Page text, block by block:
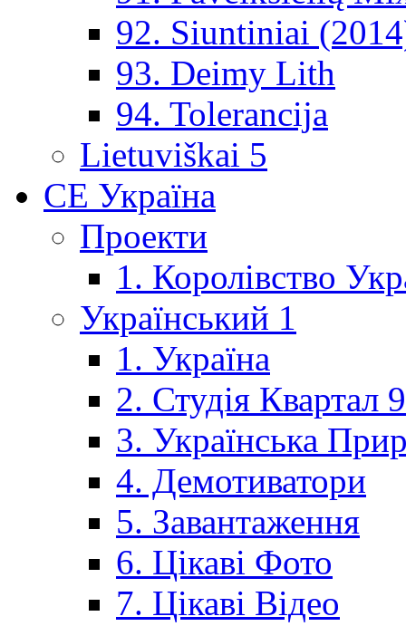
92. Siuntiniai
93. Deimy Lith
94. Tolerancija
Lietuviškai 5
CE Україна
Проекти
1. Королівство
Український 1
1. Україна
2. Студія Квартал
3. Українська
4. Демотиватори
5. Завантаження
6. Цікаві Фото
7. Цікаві Відео